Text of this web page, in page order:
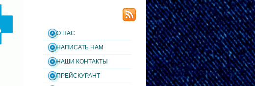
О НАС
НАПИСАТЬ НАМ
НАШИ КОНТАКТЫ
ПРЕЙСКУРАНТ